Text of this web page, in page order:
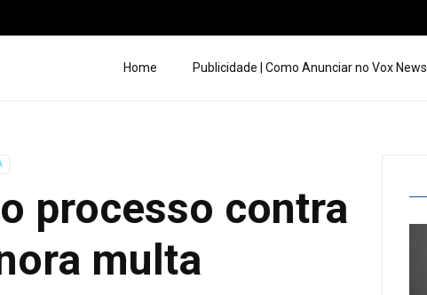
Home Publicidade | Como Anunciar no Vox News
processo contra
multa